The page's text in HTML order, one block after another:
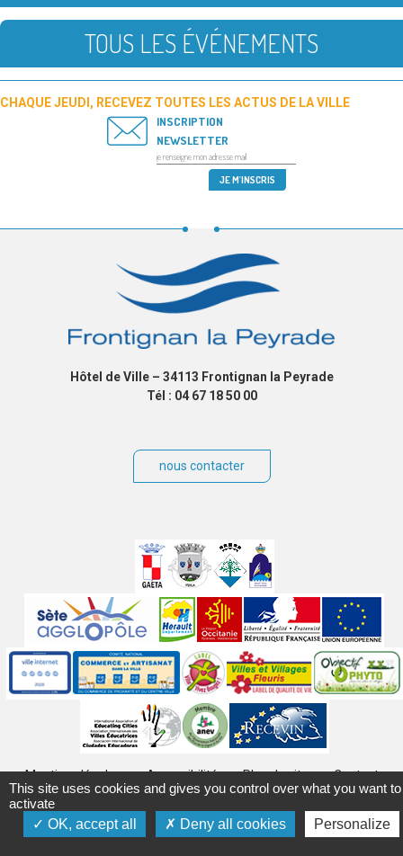
TOUS LES ÉVÉNEMENTS
CHAQUE JEUDI, RECEVEZ TOUTES LES ACTUS DE LA VILLE
INSCRIPTION
NEWSLETTER
Hôtel de Ville – 34113 Frontignan la Peyrade
Tél : 04 67 18 50 00
nous contacter
partenaires
Labels
Mentions légales Accessibilité Plan du site
Contact
Crédits
Gérer les cookies Politique de confidentialité
This site uses cookies and gives you control over what you want to
activate
OK, accept all
Deny all cookies Personalize